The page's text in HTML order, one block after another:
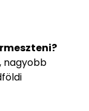
nagyobb